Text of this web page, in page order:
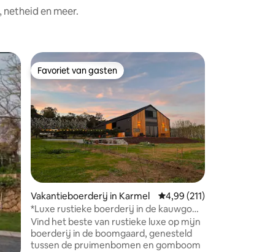
en meer.
Favoriet van gasten
Favoriet van gasten
Vakantieboerderij in Karmel Gemiddelde
4,99 (211)
*Luxe rustieke boerderij in de kauwgom-
en pruimenbomen*
Vind het beste van rustieke luxe op mijn
boerderij in de boomgaard, genesteld
tussen de pruimenbomen en gomboom